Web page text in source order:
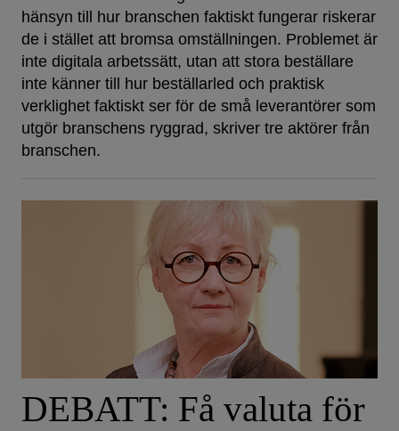
hänsyn till hur branschen faktiskt fungerar riskerar
de i stället att bromsa omställningen. Problemet är
inte digitala arbetssätt, utan att stora beställare
inte känner till hur beställarled och praktisk
verklighet faktiskt ser för de små leverantörer som
utgör branschens ryggrad, skriver tre aktörer från
branschen.
DEBATT: Få valuta för